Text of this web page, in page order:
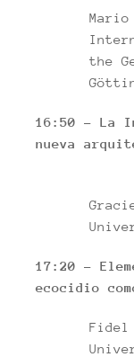
the
16:50 – La
nueva
17:20 –
ecocidio
Fidel